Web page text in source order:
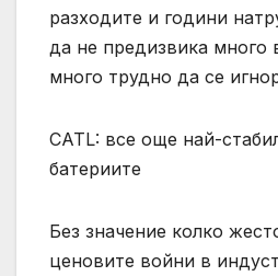
разходите и години
да не предизвика много
много трудно да се
CATL: все още най-
батериите
Без значение колко
ценовите войни в